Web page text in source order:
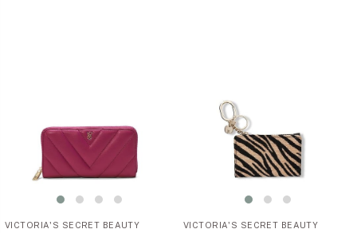
VICTORIA'S SECRET BEAUTY VICTORIA'S SECRET BEAUTY